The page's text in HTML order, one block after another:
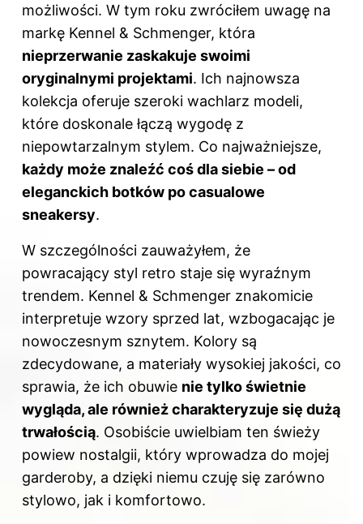
możliwości. W tym roku zwróciłem uwagę na
markę Kennel & Schmenger, która
nieprzerwanie zaskakuje swoimi
oryginalnymi projektami. Ich najnowsza
kolekcja oferuje szeroki wachlarz modeli,
które doskonale łączą wygodę z
niepowtarzalnym stylem. Co najważniejsze,
każdy może znaleźć coś dla siebie – od
eleganckich botków po casualowe
sneakersy.
W szczególności zauważyłem, że
powracający styl retro staje się wyraźnym
trendem. Kennel & Schmenger znakomicie
interpretuje wzory sprzed lat, wzbogacając je
nowoczesnym sznytem. Kolory są
zdecydowane, a materiały wysokiej jakości, co
sprawia, że ich obuwie nie tylko świetnie
wygląda, ale również charakteryzuje się dużą
trwałością. Osobiście uwielbiam ten świeży
powiew nostalgii, który wprowadza do mojej
garderoby, a dzięki niemu czuję się zarówno
stylowo, jak i komfortowo.